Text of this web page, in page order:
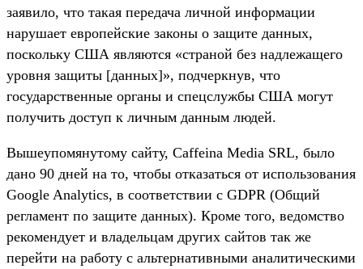
заявило, что такая передача личной информации
нарушает европейские законы о защите данных,
поскольку США являются «страной без надлежащего
уровня защиты [данных]», подчеркнув, что
государственные органы и спецслужбы США могут
получить доступ к личным данным людей.
Вышеупомянутому сайту, Caffeina Media SRL, было
дано 90 дней на то, чтобы отказаться от использования
Google Analytics, в соответствии с GDPR (Общий
регламент по защите данных). Кроме того, ведомство
рекомендует и владельцам других сайтов так же
перейти на работу с альтернативными аналитическими